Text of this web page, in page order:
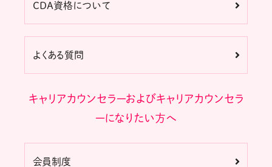
CDA資格について
よくある質問
キャリアカウンセラーおよびキャリアカウンセラ
ーになりたい方へ
会員制度